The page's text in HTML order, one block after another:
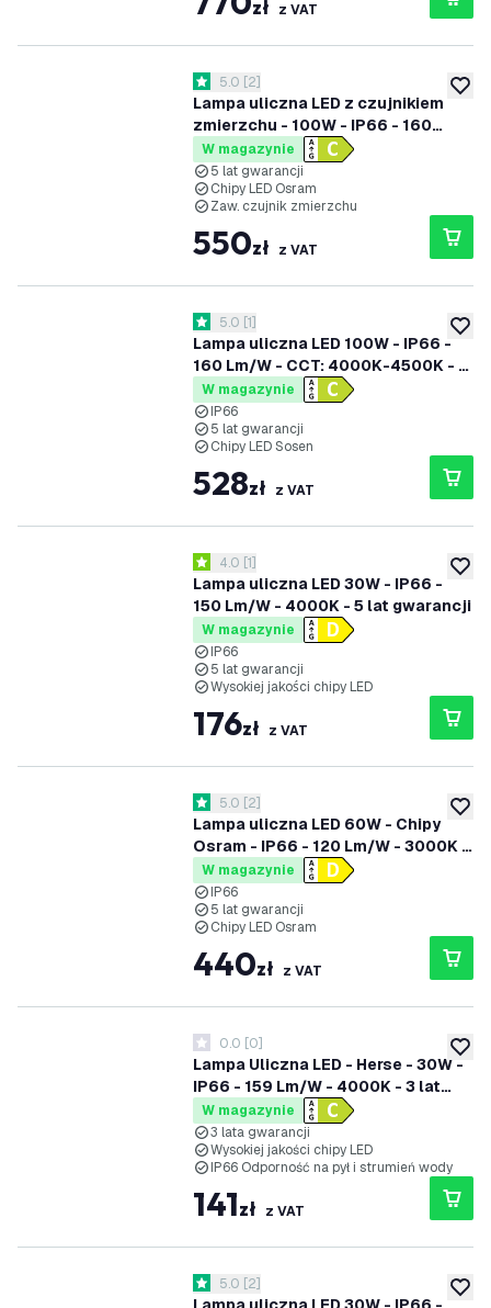
zł z VAT
Lampa uliczna LED z czujnikiem
zmierzchu - 100W - IP66 - 160
Lm/W - 4000K - 5 lat gwarancji
otwórz panel recenzji
5 Gwiazdki oceny
5.0 [2]
W magazynie
5 lat gwarancji
Chipy LED Osram
Zaw. czujnik zmierzchu
550zł z VAT
Lampa uliczna LED 100W - IP66 -
160 Lm/W - CCT: 4000K-4500K - 5
lat gwarancji
otwórz panel recenzji
5 Gwiazdki oceny
5.0 [1]
W magazynie
IP66
5 lat gwarancji
Chipy LED Sosen
528zł z VAT
Lampa uliczna LED 30W - IP66 -
150 Lm/W - 4000K - 5 lat gwarancji
otwórz panel recenzji
4 Gwiazdki oceny
4.0 [1]
W magazynie
IP66
5 lat gwarancji
Wysokiej jakości chipy LED
176zł z VAT
Lampa uliczna LED 60W - Chipy
Osram - IP66 - 120 Lm/W - 3000K -
5 lat gwarancji
otwórz panel recenzji
5 Gwiazdki oceny
5.0 [2]
W magazynie
IP66
5 lat gwarancji
Chipy LED Osram
440zł z VAT
dodaj
Lampa Uliczna LED - Herse - 30W -
IP66 - 159 Lm/W - 4000K - 3 lat
gwarancji
0 Gwiazdki oceny
0.0 [0]
W magazynie
3 lata gwarancji
Wysokiej jakości chipy LED
IP66 Odporność na pył i strumień wody
141zł z VAT
otwórz panel recenzji
5 Gwiazdki oceny
5.0 [2]